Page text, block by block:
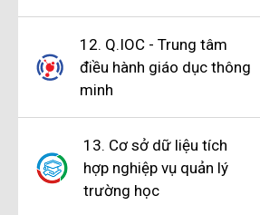
12. Q.IOC - Trung tâm
điều hành giáo dục thông
minh
13. Cơ sở dữ liệu tích
hợp nghiệp vụ quản lý
trường học